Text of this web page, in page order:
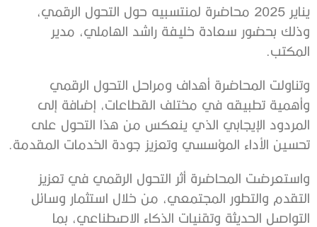
يناير 2025 محاضرة لمنتسبيه حول التحول الرقمي،
وذلك بحضور سعادة خليفة راشد الهاملي، مدير
المكتب.
وتناولت المحاضرة أهداف ومراحل التحول الرقمي
وأهمية تطبيقه في مختلف القطاعات، إضافة إلى
المردود الإيجابي الذي ينعكس من هذا التحول على
تحسين الأداء المؤسسي وتعزيز جودة الخدمات المقدمة.
واستعرضت المحاضرة أثر التحول الرقمي في تعزيز
التقدم والتطور المجتمعي، من خلال استثمار وسائل
التواصل الحديثة وتقنيات الذكاء الاصطناعي، بما